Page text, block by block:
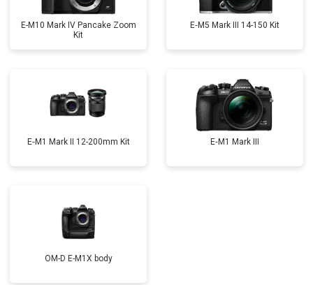
E-M10 Mark IV Pancake Zoom
Kit
E‑M5 Mark III 14-150 Kit
E‑M1 Mark II 12-200mm Kit E‑M1 Mark III
OM-D E-M1X body